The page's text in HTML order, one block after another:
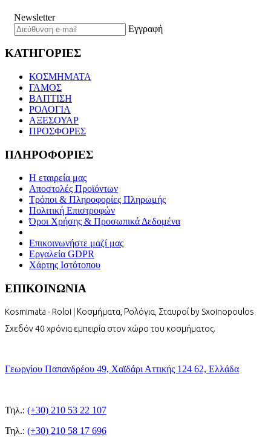
Newsletter
Εγγραφή
ΚΑΤΗΓΟΡΙΕΣ
ΚΟΣΜΗΜΑΤΑ
ΓΑΜΟΣ
ΒΑΠΤΙΣΗ
ΡΟΛΟΓΙΑ
ΑΞΕΣΟΥΑΡ
ΠΡΟΣΦΟΡΕΣ
ΠΛΗΡΟΦΟΡΙΕΣ
Η εταιρεία μας
Αποστολές Προϊόντων
Τρόποι & Πληροφορίες Πληρωμής
Πολιτική Επιστροφών
Όροι Χρήσης & Προσωπικά Δεδομένα
Επικοινωνήστε μαζί μας
Εργαλεία GDPR
Χάρτης Ιστότοπου
ΕΠΙΚΟΙΝΩΝΙΑ
Kosmimata - Roloi | Κοσμήματα, Ρολόγια, Σταυροί by Sxoinopoulos
Σχεδόν 40 χρόνια εμπειρία στον χώρο του κοσμήματος.
Γεωργίου Παπανδρέου 49, Χαϊδάρι Αττικής 124 62, Ελλάδα
Τηλ.: (+30) 210 53 22 107
Τηλ.: (+30) 210 58 17 696